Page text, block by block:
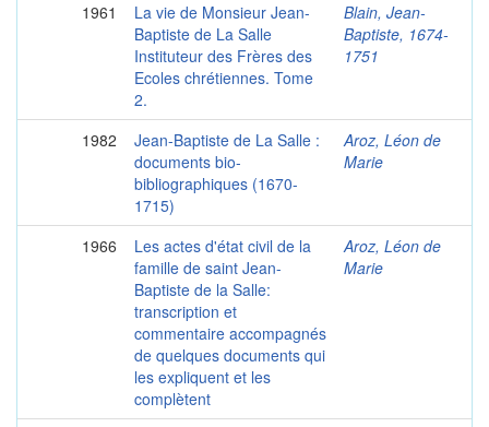
1961
La vie de Monsieur Jean-
Baptiste de La Salle
Instituteur des Frères des
Ecoles chrétiennes. Tome
2.
Blain, Jean-
Baptiste, 1674-
1751
1982
Jean-Baptiste de La Salle :
documents bio-
bibliographiques (1670-
1715)
Aroz, Léon de
Marie
1966
Les actes d'état civil de la
famille de saint Jean-
Baptiste de la Salle:
transcription et
commentaire accompagnés
de quelques documents qui
les expliquent et les
complètent
Aroz, Léon de
Marie